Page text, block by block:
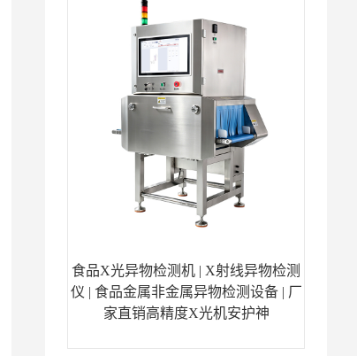
食品X光异物检测机 | X射线异物检测
仪 | 食品金属非金属异物检测设备 | 厂
家直销高精度X光机安护神